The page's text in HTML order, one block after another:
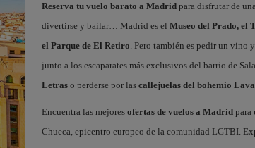
Reserva tu vuelo barato a Madridpara disfrutar de
divertirse y bailar… Madrid es el Museo del Prado, el
el Parque de El Retiro. Pero también es pedir un vino
junto a los escaparates más exclusivos del barrio de
Letraso perderse por las callejuelas del bohemio
Encuentra las mejores ofertas de vuelos a Madridpara
Chueca, epicentro europeo de la comunidad LGTBI.